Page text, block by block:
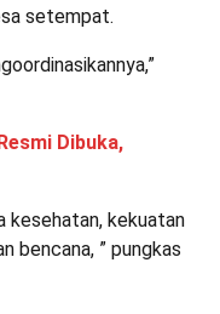
setempat.
Dibuka,
kesehatan, kekuatan
bencana, ” pungkas